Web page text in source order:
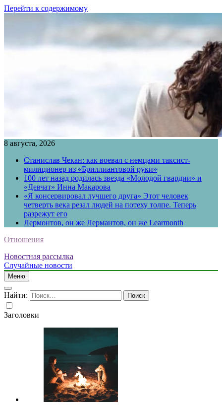
Перейти к содержимому
8 августа, 2026
Станислав Чекан: как воевал с немцами таксист-
милиционер из «Бриллиантовой руки»
100 лет назад родилась звезда «Молодой гвардии» и
«Девчат» Инна Макарова
«Я консервировал лучшего друга» Этот человек
четверть века резал людей на потеху толпе. Теперь
разрежут его
Лермонтов, он же Лермантов, он же Learmonth
Отношения
Новостная рассылка
Случайные новости
Меню
Найти:
Заголовки